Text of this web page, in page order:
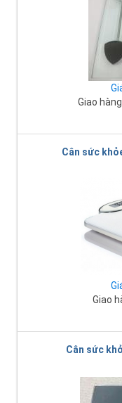
Giao
Cân sức
Giao
Cân sức